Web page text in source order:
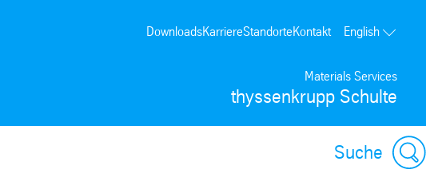
Materials Services
thyssenkrupp Schulte
DownloadsKarriereStandorteKontakt English
Suche